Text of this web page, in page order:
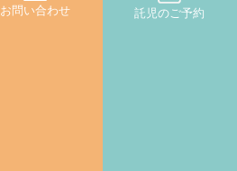
お問い合わせ 託児のご予約